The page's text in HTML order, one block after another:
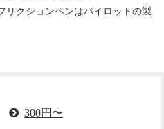
リクションペンはパイロットの製
300円〜